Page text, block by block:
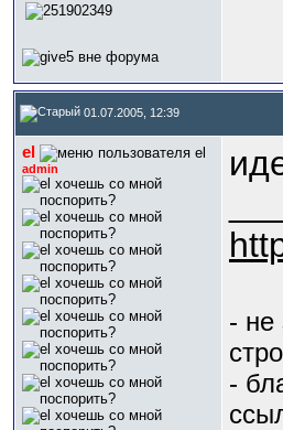
01.07.2005, 12:39
el
admin
-
-